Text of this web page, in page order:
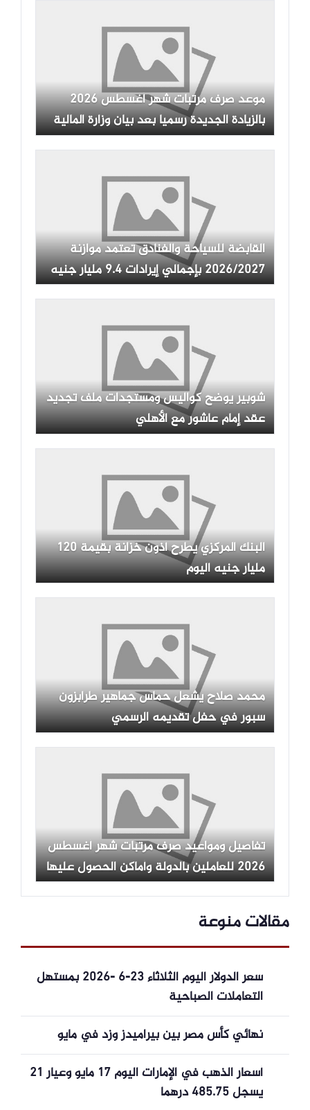
موعد صرف مرتبات شهر أغسطس 2026
بالزيادة الجديدة رسميا بعد بيان وزارة المالية
القابضة للسياحة والفنادق تعتمد موازنة
2026/2027 بإجمالي إيرادات 9.4 مليار جنيه
شوبير يوضح كواليس ومستجدات ملف تجديد
عقد إمام عاشور مع الأهلي
البنك المركزي يطرح أذون خزانة بقيمة 120
مليار جنيه اليوم
محمد صلاح يشعل حماس جماهير طرابزون
سبور في حفل تقديمه الرسمي
تفاصيل ومواعيد صرف مرتبات شهر أغسطس
2026 للعاملين بالدولة وأماكن الحصول عليها
مقالات منوعة
سعر الدولار اليوم الثلاثاء 23-6 -2026 بمستهل
التعاملات الصباحية
نهائي كأس مصر بين بيراميدز وزد في مايو
أسعار الذهب في الإمارات اليوم 17 مايو وعيار 21
يسجل 485.75 درهما